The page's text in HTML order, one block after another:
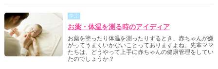
学ぶ
お薬・体温を測る時のアイディア
お薬を塗ったり体温を測ったりするとき、赤ちゃんが嫌
がってうまくいかないことってありますよね。先輩ママ
たちは、どうやって上手に赤ちゃんの健康管理をしてい
たのでしょうか？